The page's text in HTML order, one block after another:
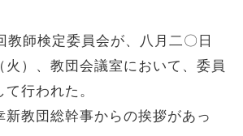
教師検定委員会が、八月二〇日
火）、教団会議室において、委員
行われた。
新教団総幹事からの挨拶があっ